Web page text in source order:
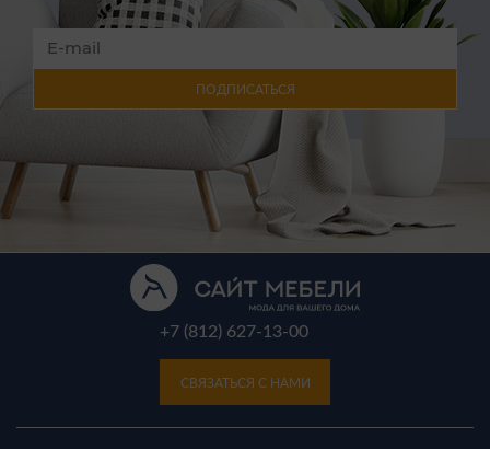
ПОДПИСАТЬСЯ
+7 (812) 627-13-00
СВЯЗАТЬСЯ С НАМИ